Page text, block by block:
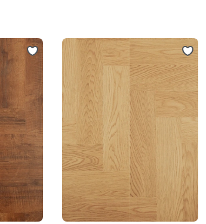
комнаты Ламинат для кухни Ламинат 5 мм